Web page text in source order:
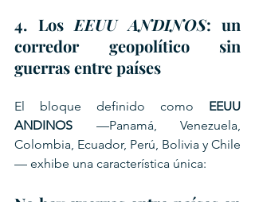
4. Los EEUU ANDINOS: un
corredor geopolítico sin
guerras entre países
El bloque definido como EEUU
ANDINOS —Panamá, Venezuela,
Colombia, Ecuador, Perú, Bolivia y Chile
— exhibe una característica única: